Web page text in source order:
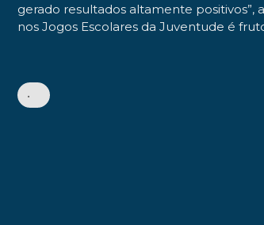
gerado resultados altamente positivos”,
nos Jogos Escolares da Juventude é
•